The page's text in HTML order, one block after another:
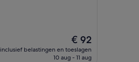
De
prijs
is
€ 92
inclusief belastingen en toeslagen
10 aug - 11 aug